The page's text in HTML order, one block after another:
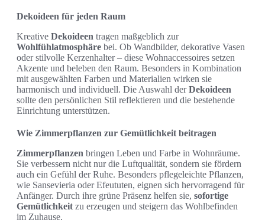
Dekoideen für jeden Raum
Kreative Dekoideen tragen maßgeblich zur
Wohlfühlatmosphäre bei. Ob Wandbilder, dekorative Vasen
oder stilvolle Kerzenhalter – diese Wohnaccessoires setzen
Akzente und beleben den Raum. Besonders in Kombination
mit ausgewählten Farben und Materialien wirken sie
harmonisch und individuell. Die Auswahl derDekoideen
sollte den persönlichen Stil reflektieren und die bestehende
Einrichtung unterstützen.
Wie Zimmerpflanzen zur Gemütlichkeit beitragen
Zimmerpflanzen bringen Leben und Farbe in Wohnräume.
Sie verbessern nicht nur die Luftqualität, sondern sie fördern
auch ein Gefühl der Ruhe. Besonders pflegeleichte Pflanzen,
wie Sansevieria oder Efeututen, eignen sich hervorragend für
Anfänger. Durch ihre grüne Präsenz helfen sie, sofortige
Gemütlichkeit zu erzeugen und steigern das Wohlbefinden
im Zuhause.